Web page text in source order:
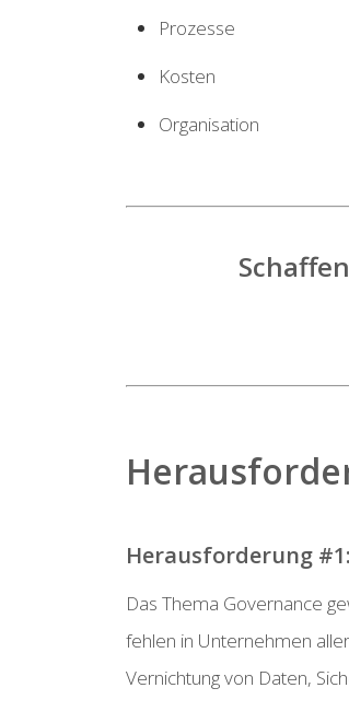
Prozesse
Kosten
Organisation
Herausforderung
Das Thema Governance
fehlen in Unternehmen
Vernichtung von Daten,